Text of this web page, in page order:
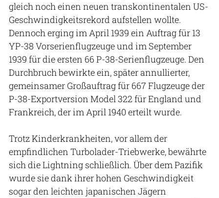
gleich noch einen neuen transkontinentalen US-
Geschwindigkeitsrekord aufstellen wollte.
Dennoch erging im April 1939 ein Auftrag für 13
YP-38 Vorserienflugzeuge und im September
1939 für die ersten 66 P-38-Serienflugzeuge. Den
Durchbruch bewirkte ein, später annullierter,
gemeinsamer Großauftrag für 667 Flugzeuge der
P-38-Exportversion Model 322 für England und
Frankreich, der im April 1940 erteilt wurde.
Trotz Kinderkrankheiten, vor allem der
empfindlichen Turbolader-Triebwerke, bewährte
sich die Lightning schließlich. Über dem Pazifik
wurde sie dank ihrer hohen Geschwindigkeit
sogar den leichten japanischen Jägern